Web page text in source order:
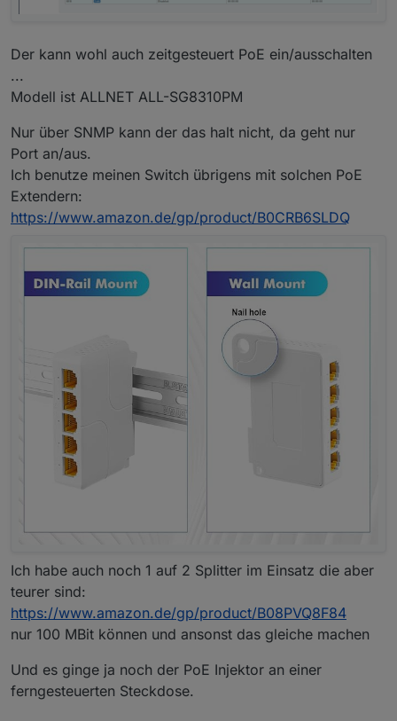
Der kann wohl auch zeitgesteuert PoE ein/ausschalten
...
Modell ist ALLNET ALL-SG8310PM
Nur über SNMP kann der das halt nicht, da geht nur
Port an/aus.
Ich benutze meinen Switch übrigens mit solchen PoE
Extendern:
https://www.amazon.de/gp/product/B0CRB6SLDQ
Ich habe auch noch 1 auf 2 Splitter im Einsatz die aber
teurer sind:
https://www.amazon.de/gp/product/B08PVQ8F84
nur 100 MBit können und ansonst das gleiche machen
Und es ginge ja noch der PoE Injektor an einer
ferngesteuerten Steckdose.